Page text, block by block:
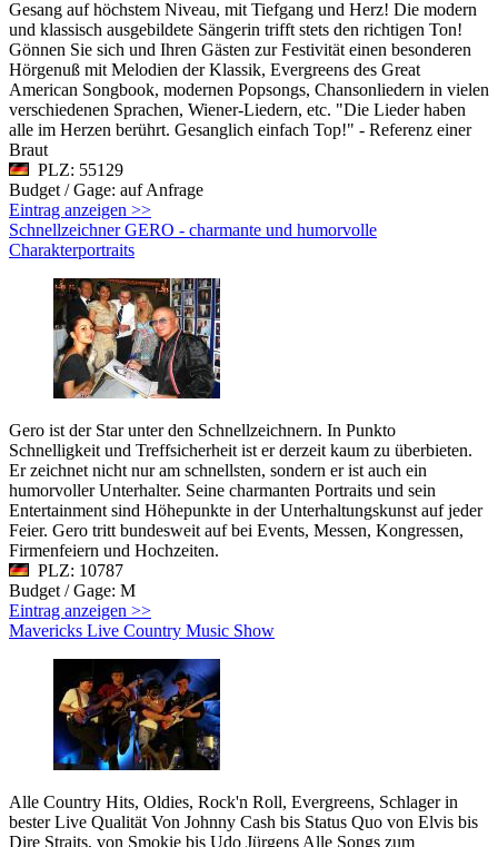
Gesang auf höchstem Niveau, mit Tiefgang und Herz! Die modern
und klassisch ausgebildete Sängerin trifft stets den richtigen Ton!
Gönnen Sie sich und Ihren Gästen zur Festivität einen besonderen
Hörgenuß mit Melodien der Klassik, Evergreens des Great
American Songbook, modernen Popsongs, Chansonliedern in vielen
verschiedenen Sprachen, Wiener-Liedern, etc. "Die Lieder haben
alle im Herzen berührt. Gesanglich einfach Top!" - Referenz einer
Braut
PLZ: 55129
Budget / Gage: auf Anfrage
Eintrag anzeigen >>
Schnellzeichner GERO - charmante und humorvolle
Charakterportraits
Gero ist der Star unter den Schnellzeichnern. In Punkto
Schnelligkeit und Treffsicherheit ist er derzeit kaum zu überbieten.
Er zeichnet nicht nur am schnellsten, sondern er ist auch ein
humorvoller Unterhalter. Seine charmanten Portraits und sein
Entertainment sind Höhepunkte in der Unterhaltungskunst auf jeder
Feier. Gero tritt bundesweit auf bei Events, Messen, Kongressen,
Firmenfeiern und Hochzeiten.
PLZ: 10787
Budget / Gage: M
Eintrag anzeigen >>
Mavericks Live Country Music Show
Alle Country Hits, Oldies, Rock'n Roll, Evergreens, Schlager in
bester Live Qualität Von Johnny Cash bis Status Quo von Elvis bis
Dire Straits, von Smokie bis Udo Jürgens Alle Songs zum